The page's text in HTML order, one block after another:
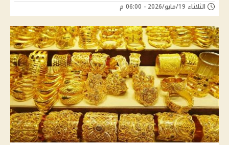
الثلاثاء 19/مايو/2026 - 06:00 م